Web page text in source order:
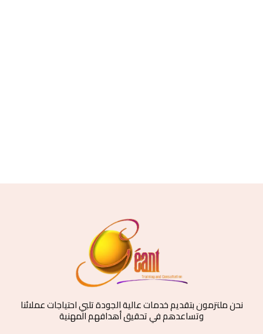
نحن ملتزمون بتقديم خدمات عالية الجودة تلبي احتياجات عملائنا
وتساعدهم في تحقيق أهدافهم المهنية